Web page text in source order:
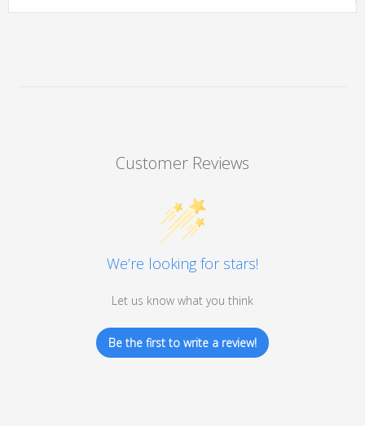
Customer Reviews
We’re looking for stars!
Let us know what you think
Be the first to write a review!